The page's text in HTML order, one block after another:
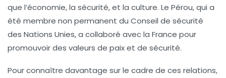
que l’économie, la sécurité, et la culture. Le Pérou, qui a
été membre non permanent du Conseil de sécurité
des Nations Unies, a collaboré avec la France pour
promouvoir des valeurs de paix et de sécurité.
Pour connaître davantage sur le cadre de ces relations,